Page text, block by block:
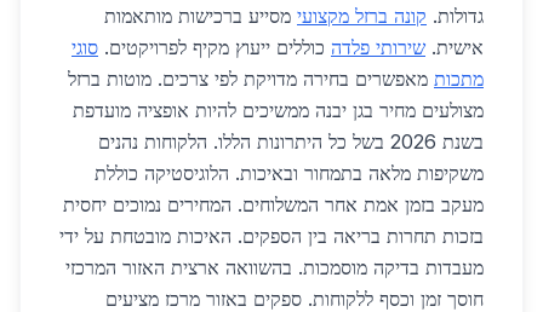
גדולות. קונה ברזל מקצועי מסייע ברכישות מותאמות
אישית. שירותי פלדה כוללים ייעוץ מקיף לפרויקטים. סוגי
מתכות מאפשרים בחירה מדויקת לפי צרכים. מוטות ברזל
מצולעים מחיר בגן יבנה ממשיכים להיות אופציה מועדפת
בשנת 2026 בשל כל היתרונות הללו. הלקוחות נהנים
משקיפות מלאה בתמחור ובאיכות. הלוגיסטיקה כוללת
מעקב בזמן אמת אחר המשלוחים. המחירים נמוכים יחסית
בזכות תחרות בריאה בין הספקים. האיכות מובטחת על ידי
מעבדות בדיקה מוסמכות. בהשוואה ארצית האזור המרכזי
חוסך זמן וכסף ללקוחות. ספקים באזור מרכז מציעים